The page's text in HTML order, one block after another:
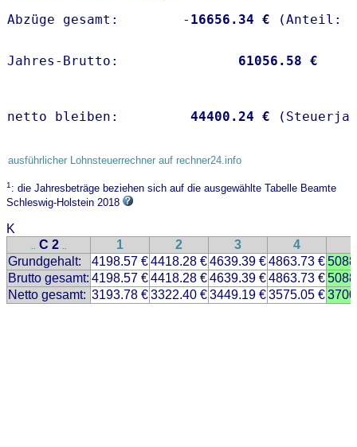
Abzüge gesamt:        - 16656.34 €
Jahres-Brutto: 61056.58 €
netto bleiben: 44400.24 €
ausführlicher Lohnsteuerrechner auf rechner24.info
1: die Jahresbeträge beziehen sich auf die ausgewählte Tabelle Beamte
Schleswig-Holstein 2018
K
.. C 2 .. 1 2 3 4
Grundgehalt:
4198.57 €4418.28 €4639.39 €4863.73 €
Brutto gesamt: 4198.57 €4418.28 €4639.39 €4863.73 €
Netto gesamt: 3193.78 €3322.40 €3449.19 €3575.05 €